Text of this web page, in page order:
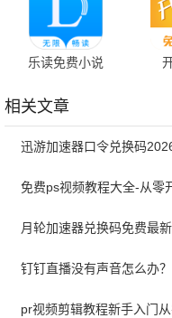
乐读免费小说
相关文章
钉钉直播没有声音怎么办